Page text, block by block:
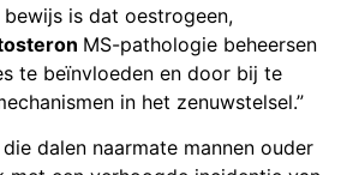
is dat oestrogeen,
MS-pathologie beheersen
te beïnvloeden en door bij te
in het zenuwstelsel.”
dalen naarmate mannen ouder